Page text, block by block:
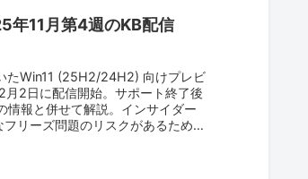
年11月第4週のKB配信
たWin11 (25H2/24H2) 向けプレビ
月2日に配信開始。サポート終了後
報と併せて解説。インサイダー
リーズ問題のリスクがあるため、